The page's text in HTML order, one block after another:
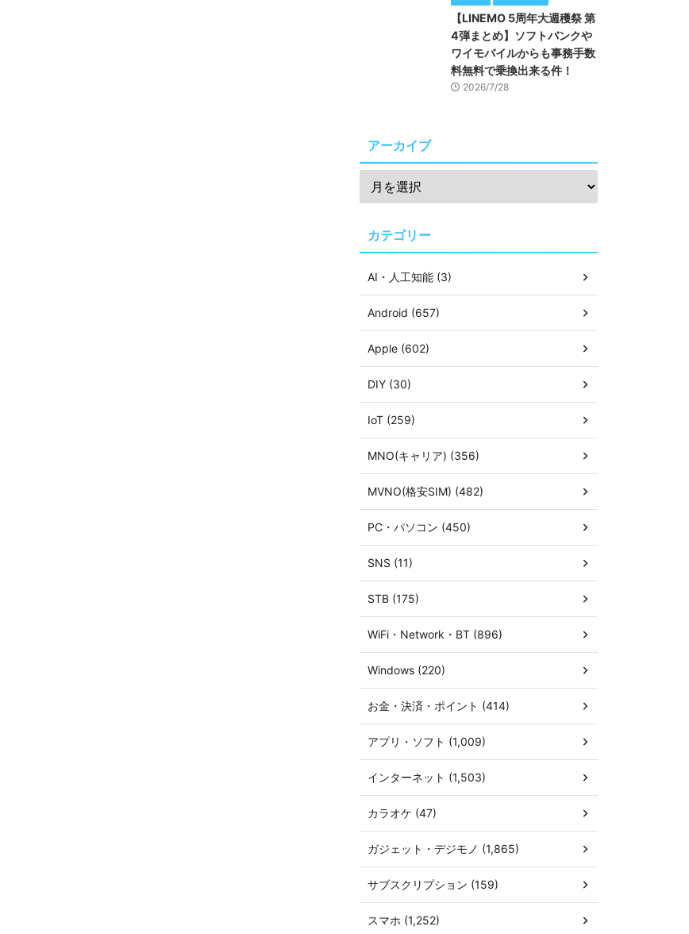
【LINEMO 5周年大週穫祭 第
4弾まとめ】ソフトバンクや
ワイモバイルからも事務手数
料無料で乗換出来る件！
2026/7/28
アーカイブ
カテゴリー
AI・人工知能 (3)
Android (657)
Apple (602)
DIY (30)
IoT (259)
MNO(キャリア) (356)
MVNO(格安SIM) (482)
PC・パソコン (450)
SNS (11)
STB (175)
WiFi・Network・BT (896)
Windows (220)
お金・決済・ポイント (414)
アプリ・ソフト (1,009)
インターネット (1,503)
カラオケ (47)
ガジェット・デジモノ (1,865)
サブスクリプション (159)
スマホ (1,252)